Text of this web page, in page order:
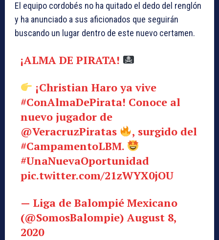
El equipo cordobés no ha quitado el dedo del renglón
y ha anunciado a sus aficionados que seguirán
buscando un lugar dentro de este nuevo certamen.
¡ALMA DE PIRATA!
¡Christian Haro ya vive
#ConAlmaDePirata! Conoce al
nuevo jugador de
@VeracruzPiratas
, surgido del
#CampamentoLBM.
#UnaNuevaOportunidad
pic.twitter.com/21zWYX0jOU
— Liga de Balompié Mexicano
(@SomosBalompie)August 8,
2020